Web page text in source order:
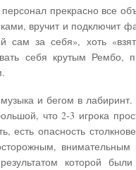
прекрасно все
вручит и подключит
сам за себя», хоть
себя крутым Рембо,
и бегом в
что 2-3 игрока
есть опасность
которой